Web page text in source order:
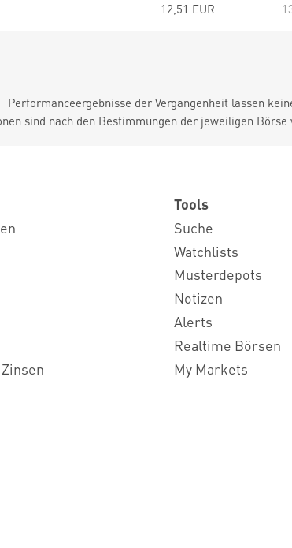
12,51 EUR
Performanceergebnisse der Vergangenheit lassen
sind nach den Bestimmungen der jeweiligen Börse
Tools
Suche
Watchlists
Musterdepots
Notizen
Alerts
Realtime Börsen
My Markets